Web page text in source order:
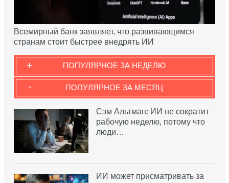
Всемирный банк заявляет, что развивающимся
странам стоит быстрее внедрять ИИ
ПОПУЛЯРНОЕ ЗА НЕДЕЛЮ
+
ПОПУЛЯРНОЕ ЗА МЕСЯЦ
-
Сэм Альтман: ИИ не сократит
рабочую неделю, потому что
люди…
ИИ может присматривать за